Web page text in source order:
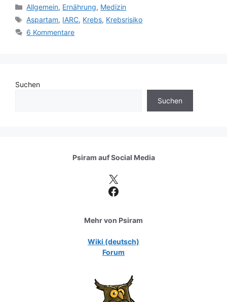
Kategorien
Allgemein, Ernährung, Medizin
Schlagwörter
Aspartam, IARC, Krebs, Krebsrisiko
6 Kommentare
Suchen
Suchen
Psiram aufSocial Media
X
Facebook
Mehr von Psiram
Wiki (deutsch)
Forum